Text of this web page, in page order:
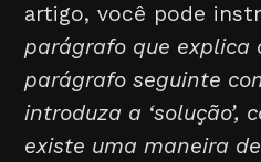
artigo, você pode
parágrafo que explica
parágrafo seguinte
introduza a ‘solução’,
existe uma maneira